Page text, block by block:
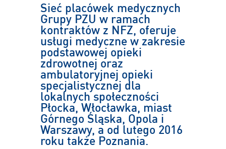
Sieć placówek medycznych
Grupy PZU w ramach
kontraktów z NFZ, oferuje
usługi medyczne w zakresie
podstawowej opieki
zdrowotnej oraz
ambulatoryjnej opieki
specjalistycznej dla
lokalnych społeczności
Płocka, Włocławka, miast
Górnego Śląska, Opola i
Warszawy, a od lutego 2016
roku także Poznania.